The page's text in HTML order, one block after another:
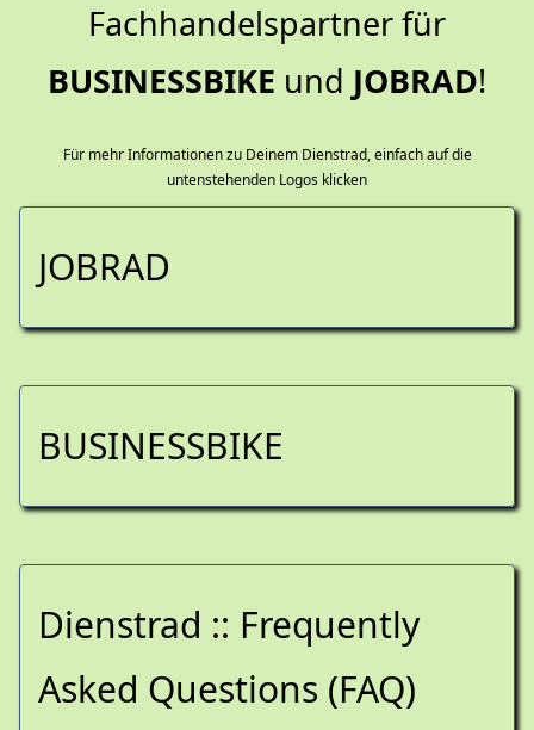
Fachhandelspartner für
BUSINESSBIKE und JOBRAD!
Für mehr Informationen zu Deinem Dienstrad, einfach auf die
untenstehenden Logos klicken
JOBRAD
BUSINESSBIKE
Dienstrad :: Frequently
Asked Questions (FAQ)